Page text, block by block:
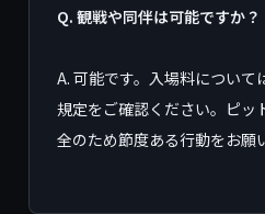
Q. 観戦や同伴は可能ですか？
A. 可能です。入場料について
規定をご確認ください。ピッ
全のため節度ある行動をお願